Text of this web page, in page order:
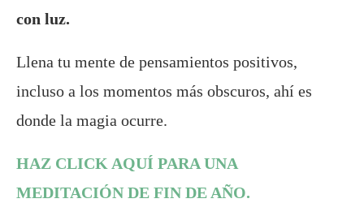
con luz.
Llena tu mente de pensamientos positivos,
incluso a los momentos más obscuros, ahí es
donde la magia ocurre.
HAZ CLICK AQUÍ PARA UNA
MEDITACIÓN DE FIN DE AÑO.